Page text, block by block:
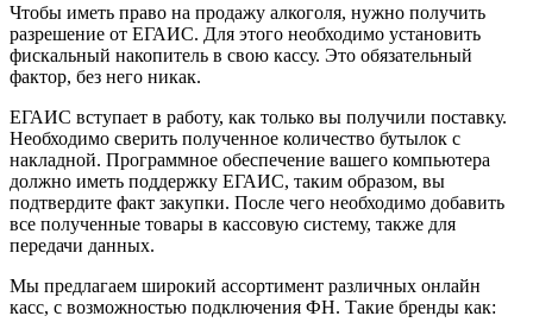
Чтобы иметь право на продажу алкоголя, нужно получить
разрешение от ЕГАИС. Для этого необходимо установить
фискальный накопитель в свою кассу. Это обязательный
фактор, без него никак.
ЕГАИС вступает в работу, как только вы получили поставку.
Необходимо сверить полученное количество бутылок с
накладной. Программное обеспечение вашего компьютера
должно иметь поддержку ЕГАИС, таким образом, вы
подтвердите факт закупки. После чего необходимо добавить
все полученные товары в кассовую систему, также для
передачи данных.
Мы предлагаем широкий ассортимент различных онлайн
касс, с возможностью подключения ФН. Такие бренды как: